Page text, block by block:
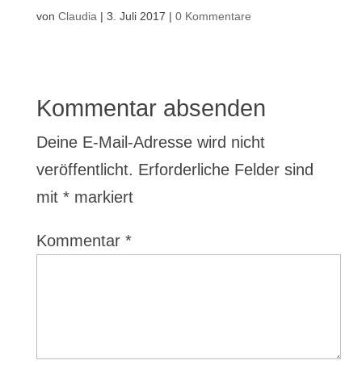
von Claudia | 3. Juli 2017 | 0 Kommentare
Kommentar absenden
Deine E-Mail-Adresse wird nicht
veröffentlicht. Erforderliche Felder sind
mit *markiert
Kommentar *